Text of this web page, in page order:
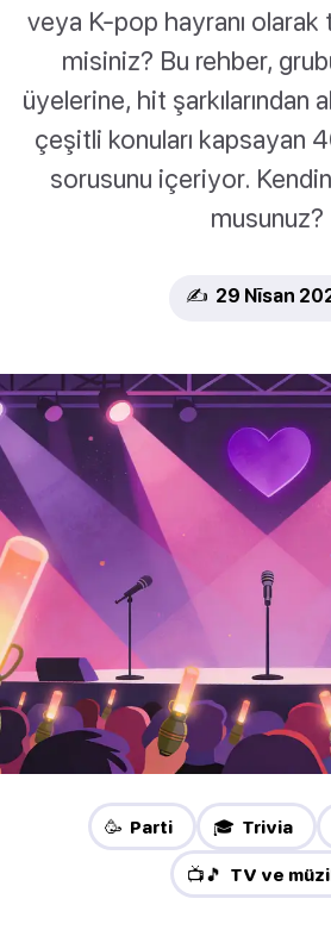
veya K-pop hayranı
misiniz? Bu rehber,
üyelerine, hit şarkılarından
çeşitli konuları kapsayan
sorusunu içeriyor.
musunuz?
✍️ 29 Nīsan
🥳 Parti 🎓 Trivia
📺🎵 TV ve